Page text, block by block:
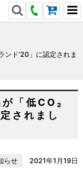
ンド’20」に認定されま
が「低CO₂
されまし
らせ 2021年1月19日